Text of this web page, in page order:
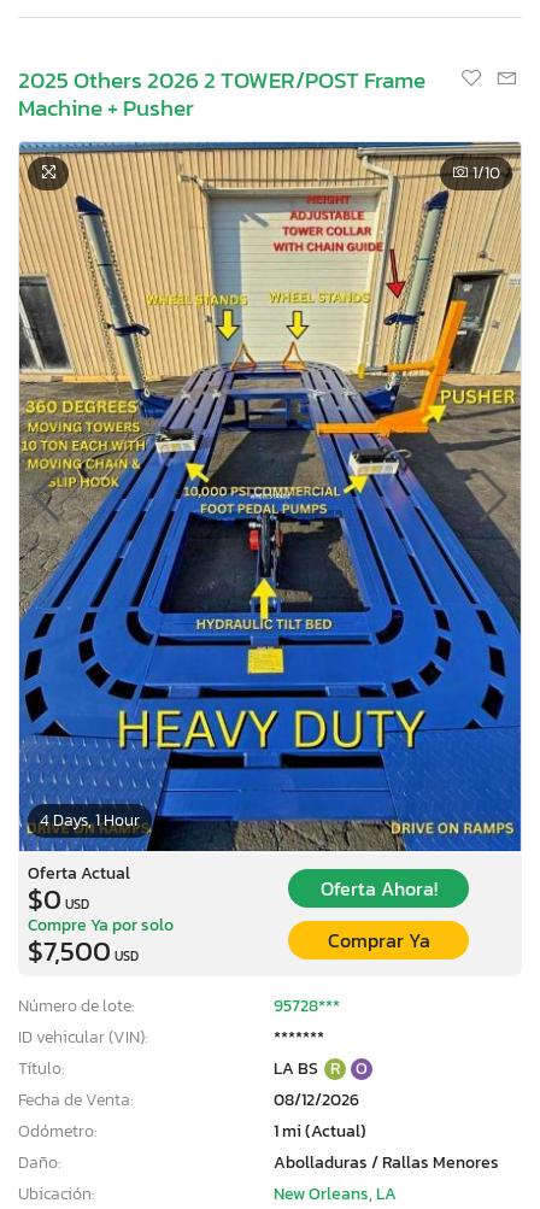
2025 Others 2026 2 TOWER/POST Frame
Machine + Pusher
4 Days, 1 Hour
1/10
Oferta Actual
$0 USD
Oferta Ahora!
Compre Ya por solo
$7,500 USD
Comprar Ya
Número de lote:
95728***
ID vehicular (VIN):
*******
Título:
LA BS R O
Fecha de Venta:
08/12/2026
Odómetro:
1 mi (Actual)
Daño:
Abolladuras / Rallas Menores
Ubicación:
New Orleans, LA